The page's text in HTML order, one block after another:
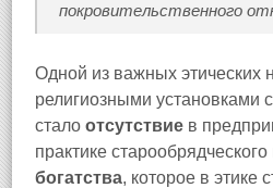
покровительственного
Одной из важных этических
религиозными установками
стало отсутствие в
практике старообрядческого
богатства, которое в этике